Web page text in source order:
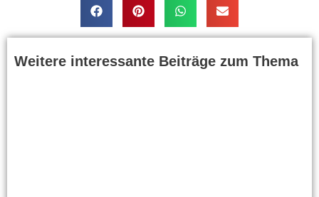
Weitere interessante Beiträge zum Thema